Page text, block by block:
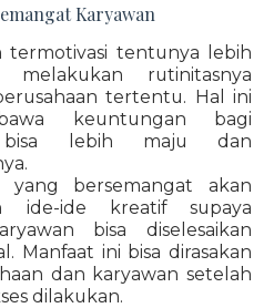
Karyawan
termotivasi tentunya lebih
melakukan rutinitasnya
tertentu. Hal ini
keuntungan bagi
bisa lebih maju dan
yang bersemangat akan
ide-ide kreatif supaya
bisa diselesaikan
Manfaat ini bisa dirasakan
dan karyawan setelah
dilakukan.